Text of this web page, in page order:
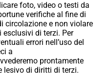
foto, video o testi da
verifiche al fine di
circolazione e non violare
di terzi. Per
errori nell’uso del
a
prontamente
lesivo di diritti di terzi.